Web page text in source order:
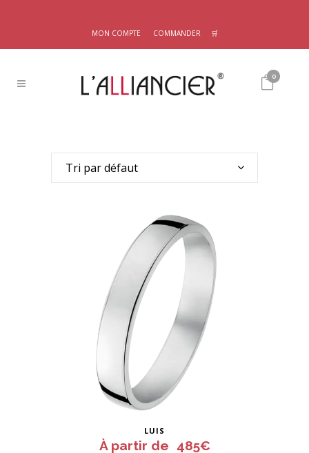
MON COMPTE COMMANDER 🛒
0
Tri par défaut
LUIS
À partir de 485€